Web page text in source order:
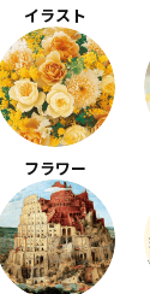
イラスト
フラワー